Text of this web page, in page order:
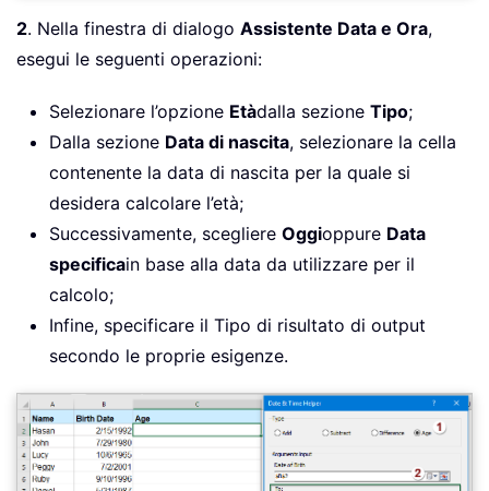
2. Nella finestra di dialogo Assistente Data e Ora,
esegui le seguenti operazioni:
Selezionare l’opzione Etàdalla sezione Tipo;
Dalla sezione Data di nascita, selezionare la cella
contenente la data di nascita per la quale si
desidera calcolare l’età;
Successivamente, scegliere Oggioppure Data
specificain base alla data da utilizzare per il
calcolo;
Infine, specificare il Tipo di risultato di output
secondo le proprie esigenze.